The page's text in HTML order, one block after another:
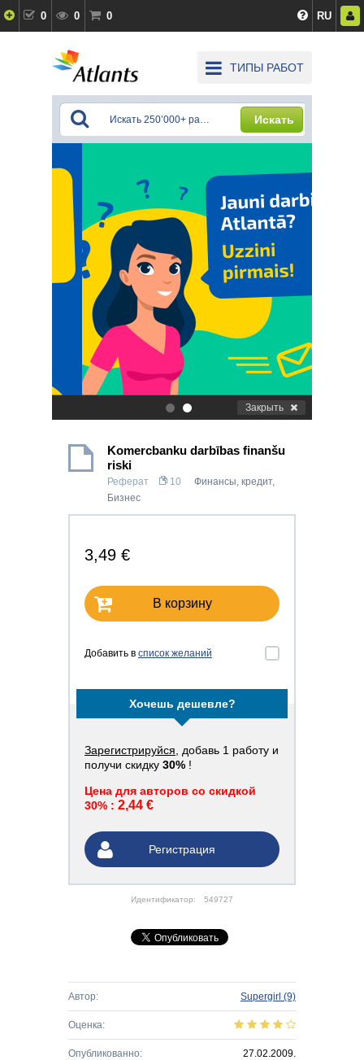
0 0 0 RU
ТИПЫ РАБОТ
Искать
. Закрыть
Komercbanku darbības finanšu
riski
Реферат 10 Финансы, кредит,
Бизнес
3,49 €
В корзину
Добавить в список желаний
Хочешь дешевле?
Зарегистрируйся , добавь 1 работу и
получи скидку 30% !
Цена для авторов со скидкой
30% : 2,44 €
Регистрация
Идентификатор: 549727
Автор: Supergirl (9)
Оценка:
Опубликованно: 27.02.2009.